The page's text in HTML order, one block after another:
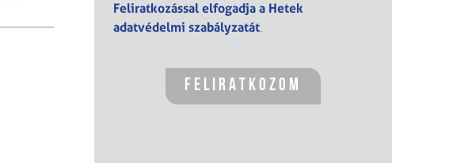
Feliratkozással elfogadja a Hetek
adatvédelmi szabályzatát.